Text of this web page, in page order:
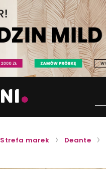
Strefa marek Deante